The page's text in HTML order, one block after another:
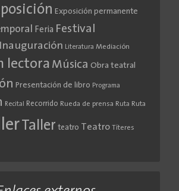
Exposición permanente
Feria Festival
Inauguración Literatura Mediación
lectora Música Obra teatral
Presentación de libro Programa
Recital Recorrido Rueda de prensa Ruta Ruta
Taller teatro Teatro Títeres